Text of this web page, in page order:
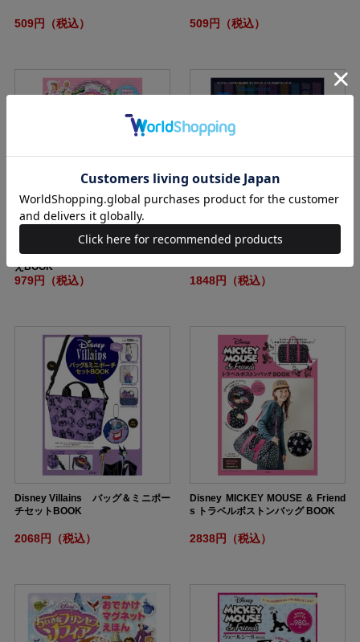
509円（税込） 509円（税込）
Disney ちいさなプリンセスソフィ
ア たっぷりシール＆おしゃれぬり
えBOOK
979円（税込）
Disney・PIXAR Monsters, INC. S
PECIAL FAN BOOK
1848円（税込）
Disney Villains バッグ＆ミニポー
チセットBOOK
2068円（税込）
Disney MICKEY MOUSE & Friend
s トラベルボストンバッグ BOOK
2838円（税込）